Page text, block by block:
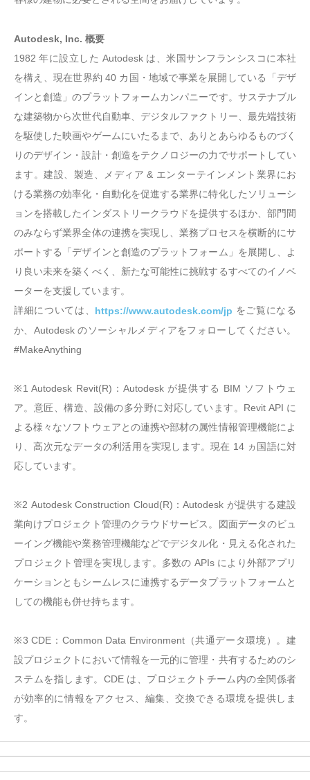
Autodesk, Inc. 概要
1982 年に設立した Autodesk は、米国サンフランシスコに本社
を構え、現在世界約 40 カ国・地域で事業を展開している「デザ
インと創造」のプラットフォームカンパニーです。サステナブル
な建築物から次世代自動車、デジタルファクトリー、最先端技術
を駆使した映画やゲームにいたるまで、ありとあらゆるものづく
りのデザイン・設計・創造をテクノロジーの力でサポートしてい
ます。建設、製造、メディア & エンターテインメント業界にお
ける業務の効率化・自動化を促進する業界に特化したソリューシ
ョンを搭載したインダストリークラウドを提供するほか、部門間
のみならず業界全体の連携を実現し、業務プロセスを横断的にサ
ポートする「デザインと創造のプラットフォーム」を展開し、よ
り良い未来を築くべく、新たな可能性に挑戦するすべてのイノベ
ーターを支援しています。
詳細については、 https://www.autodesk.com/jp をご覧になる
か、Autodesk のソーシャルメディアをフォローしてください。
#MakeAnything
※1 Autodesk Revit(R)：Autodesk が提供する BIM ソフトウェ
ア。意匠、構造、設備の多分野に対応しています。Revit API に
よる様々なソフトウェアとの連携や部材の属性情報管理機能によ
り、高次元なデータの利活用を実現します。現在 14 ヵ国語に対
応しています。
※2 Autodesk Construction Cloud(R)：Autodesk が提供する建設
業向けプロジェクト管理のクラウドサービス。図面データのビュ
ーイング機能や業務管理機能などでデジタル化・見える化された
プロジェクト管理を実現します。多数の APIs により外部アプリ
ケーションともシームレスに連携するデータプラットフォームと
しての機能も併せ持ちます。
※3 CDE：Common Data Environment（共通データ環境）。建
設プロジェクトにおいて情報を一元的に管理・共有するためのシ
ステムを指します。CDE は、プロジェクトチーム内の全関係者
が効率的に情報をアクセス、編集、交換できる環境を提供しま
す。